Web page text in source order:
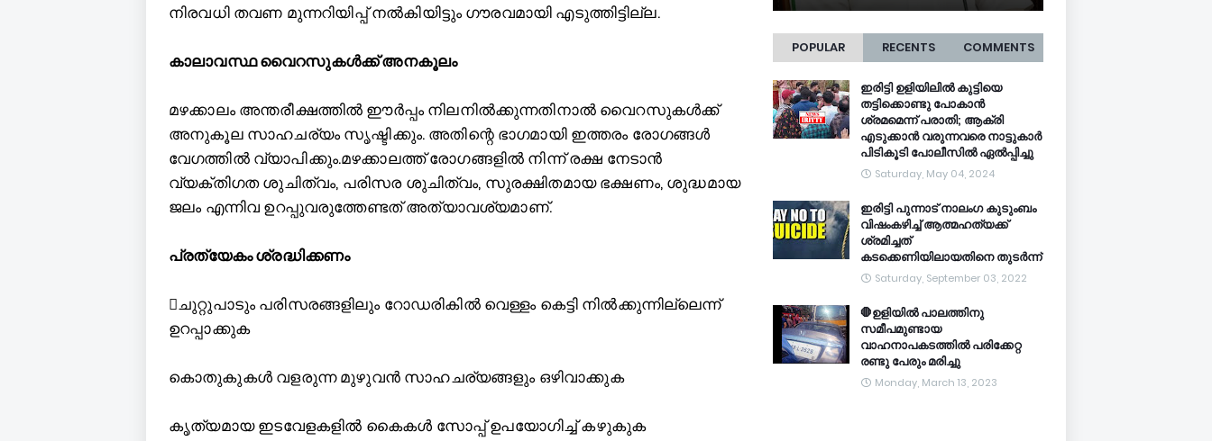
നിരവധി തവണ മുന്നറിയിപ്പ് നല്‍കിയിട്ടും ഗൗരവമായി എടുത്തിട്ടില്ല.
കാലാവസ്ഥ വൈറസുകള്‍ക്ക് അനകൂലം
മഴക്കാലം അന്തരീക്ഷത്തില്‍ ഈർപ്പം നിലനില്‍ക്കുന്നതിനാല്‍ വൈറസുകള്‍ക്ക്
അനുകൂല സാഹചര്യം സൃഷ്ടിക്കും. അതിന്റെ ഭാഗമായി ഇത്തരം രോഗങ്ങള്‍
വേഗത്തില്‍ വ്യാപിക്കും.മഴക്കാലത്ത് രോഗങ്ങളില്‍ നിന്ന് രക്ഷ നേടാൻ
വ്യക്തിഗത ശുചിത്വം, പരിസര ശുചിത്വം, സുരക്ഷിതമായ ഭക്ഷണം, ശുദ്ധമായ
ജലം എന്നിവ ഉറപ്പുവരുത്തേണ്ടത് അത്യാവശ്യമാണ്.
പ്രത്യേകം ശ്രദ്ധിക്കണം
ചുറ്റുപാടും പരിസരങ്ങളിലും റോഡരികില്‍ വെള്ളം കെട്ടി നില്‍ക്കുന്നില്ലെന്ന്
ഉറപ്പാക്കുക
കൊതുകുകള്‍ വളരുന്ന മുഴുവൻ സാഹചര്യങ്ങളും ഒഴിവാക്കുക
കൃത്യമായ ഇടവേളകളില്‍ കൈകള്‍ സോപ്പ് ഉപയോഗിച്ച്‌ കഴുകുക
POPULAR RECENTS COMMENTS
ഇരിട്ടി ഉളിയിലിൽ കുട്ടിയെ
തട്ടിക്കൊണ്ടു പോകാൻ
ശ്രമമെന്ന് പരാതി; ആക്രി
എടുക്കാൻ വരുന്നവരെ നാട്ടുകാർ
പിടികൂടി പോലീസിൽ ഏൽപ്പിച്ചു
Saturday, May 04, 2024
ഇരിട്ടി പുന്നാട് നാലംഗ കുടുംബം
വിഷംകഴിച്ച്‌ ആത്മഹത്യക്ക്
ശ്രമിച്ചത്
കടക്കെണിയിലായതിനെ തുടർന്ന്
Saturday, September 03, 2022
🛑ഉളിയിൽ പാലത്തിനു
സമീപമുണ്ടായ
വാഹനാപകടത്തിൽ പരിക്കേറ്റ
രണ്ടു പേരും മരിച്ചു
Monday, March 13, 2023